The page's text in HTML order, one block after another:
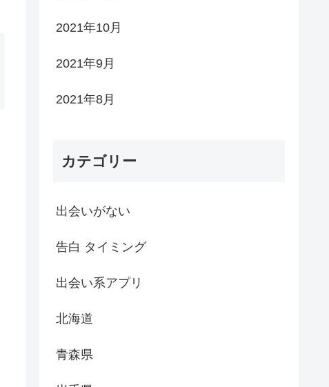
2021年10月
2021年9月
2021年8月
カテゴリー
出会いがない
告白 タイミング
出会い系アプリ
北海道
青森県